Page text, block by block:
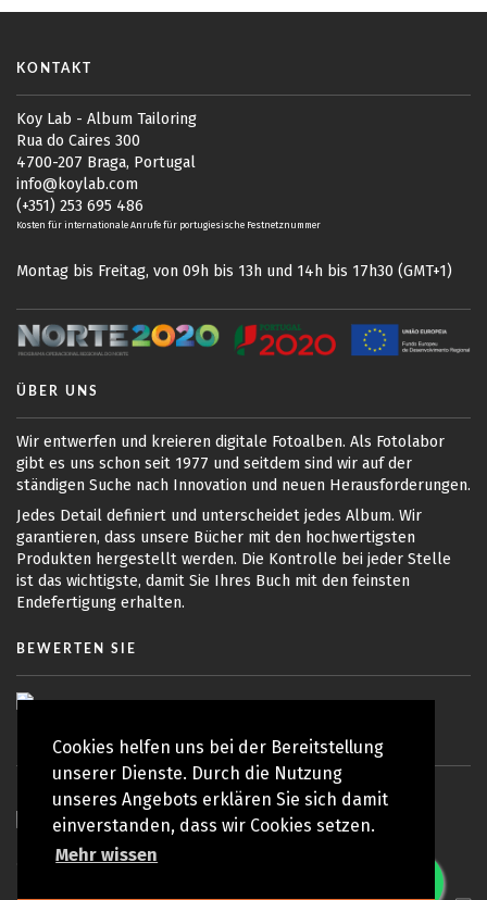
Cookies helfen uns bei der Bereitstellung
unserer Dienste. Durch die Nutzung
unseres Angebots erklären Sie sich damit
einverstanden, dass wir Cookies setzen.
Mehr wissen
KONTAKT
Koy Lab - Album Tailoring
Rua do Caires 300
4700-207 Braga, Portugal
info@koylab.com
(+351) 253 695 486
Kosten für internationale Anrufe für portugiesische Festnetznummer
Montag bis Freitag, von 09h bis 13h und 14h bis 17h30 (GMT+1)
ÜBER UNS
Wir entwerfen und kreieren digitale Fotoalben. Als Fotolabor
gibt es uns schon seit 1977 und seitdem sind wir auf der
ständigen Suche nach Innovation und neuen Herausforderungen.
Jedes Detail definiert und unterscheidet jedes Album. Wir
garantieren, dass unsere Bücher mit den hochwertigsten
Produkten hergestellt werden. Die Kontrolle bei jeder Stelle
ist das wichtigste, damit Sie Ihres Buch mit den feinsten
Endefertigung erhalten.
BEWERTEN SIE
© Copyright 2010 - 2026 Koy Lab | Alle Rechte vorbehalten